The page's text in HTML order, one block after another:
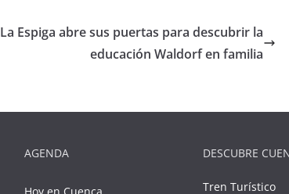
La Espiga abre sus puertas para descubrir la
educación Waldorf en familia
AGENDA DESCUBRE
Tren Turístico